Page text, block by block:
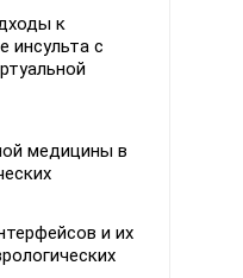
к
инсульта с
медицины в
и их